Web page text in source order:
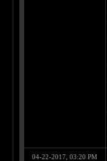
04-22-2017, 03:20 PM